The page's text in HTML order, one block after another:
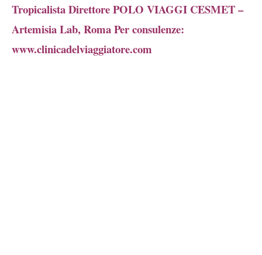
Tropicalista Direttore POLO VIAGGI CESMET –
Artemisia Lab, Roma Per consulenze:
www.clinicadelviaggiatore.com